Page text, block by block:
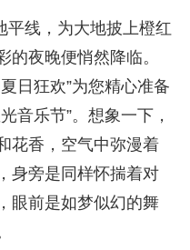
平线，为大地披上橙红
的夜晚便悄然降临。
日狂欢”为您精心准备
音乐节”。想象一下，
花香，空气中弥漫着
身旁是同样怀揣着对
眼前是如梦似幻的舞